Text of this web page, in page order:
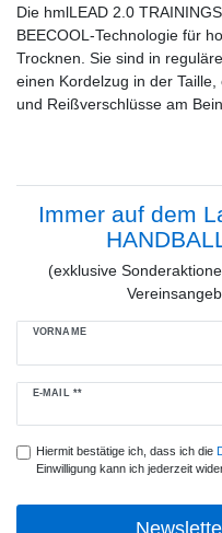
Die hmlLEAD 2.0
BEECOOL-Technologie für
Trocknen. Sie sind in
einen Kordelzug in der
und Reißverschlüsse am
Immer auf dem
(exklusive
VORNAME
E-MAIL **
Newsletter
Hiermit bestätige ich, dass ich die
Einwilligung kann ich jederzeit